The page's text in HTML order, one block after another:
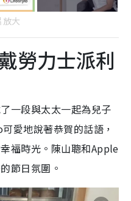
放大
勞力士派利
一段與太太一起為兒子
愛地說著恭賀的話語，
福時光。陳山聰和Apple
節日氛圍。